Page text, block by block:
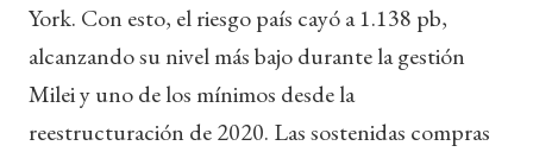
York. Con esto, el riesgo país cayó a 1.138 pb,
alcanzando su nivel más bajo durante la gestión
Milei y uno de los mínimos desde la
reestructuración de 2020. Las sostenidas compras